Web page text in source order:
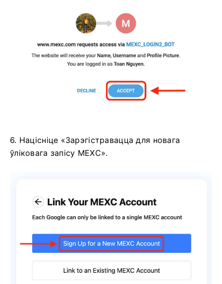
6. Націсніце «Зарэгістравацца для новага
ўліковага запісу MEXC».